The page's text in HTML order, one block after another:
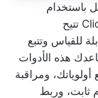
باستخدام
تتيح
للقياس وتتبع
هذه الأدوات
ومراقبة
ثابت، وربط